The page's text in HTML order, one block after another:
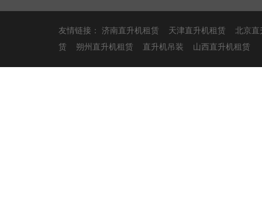
友情链接： 济南直升机租赁 天津直升机租赁
北京直
赁
朔州直升机租赁 直升机吊装 山西直升机租赁